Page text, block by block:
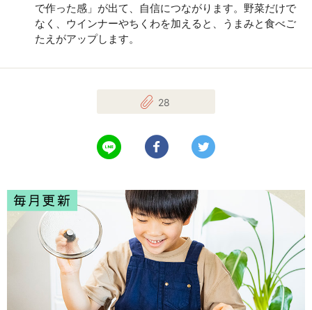
で作った感」が出て、自信につながります。野菜だけで
なく、ウインナーやちくわを加えると、うまみと食べご
たえがアップします。
28
LINEで送る Facebookでシェアする